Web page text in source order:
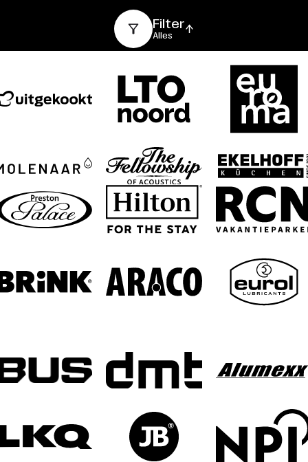
Filter
Alles